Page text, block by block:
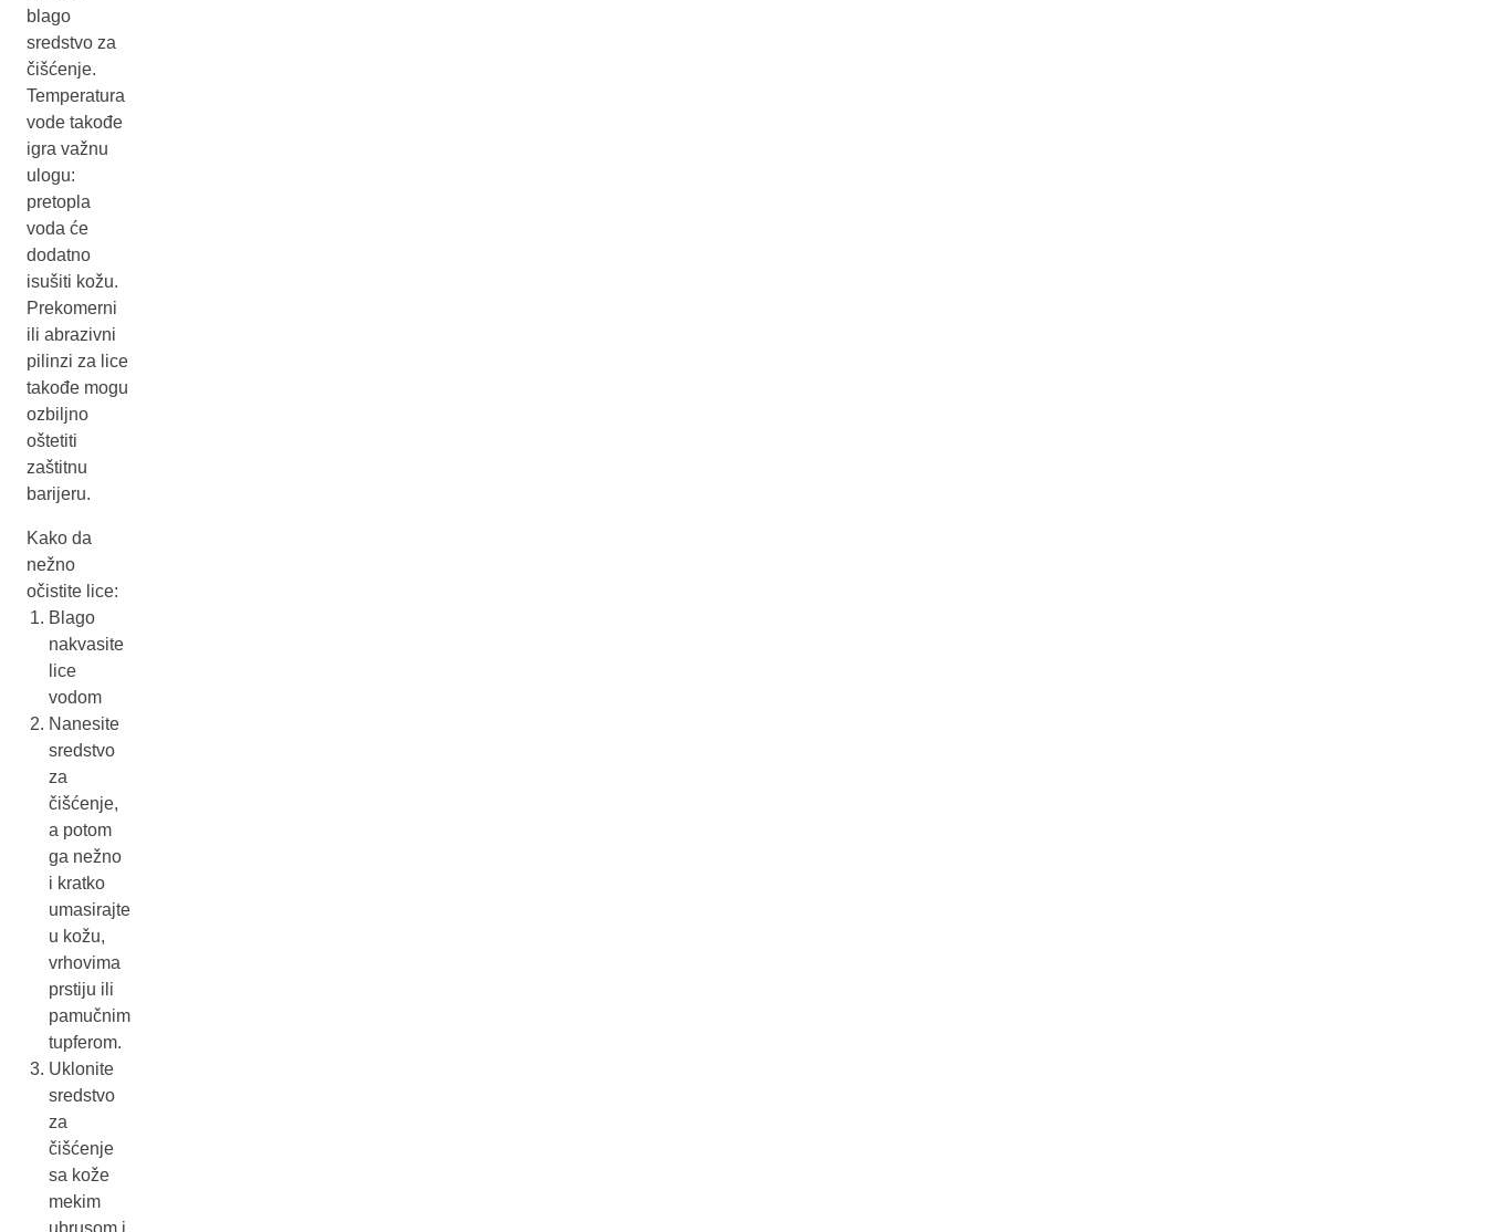
blago
sredstvo za
čišćenje.
Temperatura
vode takođe
igra važnu
ulogu:
pretopla
voda će
dodatno
isušiti kožu.
Prekomerni
ili abrazivni
pilinzi za lice
takođe mogu
ozbiljno
oštetiti
zaštitnu
barijeru.
Kako da
nežno
očistite lice:
Blago
nakvasite
lice
vodom
Nanesite
sredstvo
za
čišćenje,
a potom
ga nežno
i kratko
umasirajte
u kožu,
vrhovima
prstiju ili
pamučnim
tupferom.
Uklonite
sredstvo
za
čišćenje
sa kože
mekim
ubrusom i